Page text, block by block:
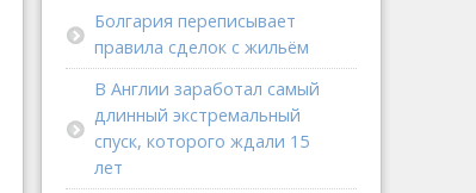
Болгария переписывает
правила сделок с жильём
В Англии заработал самый
длинный экстремальный
спуск, которого ждали 15
лет